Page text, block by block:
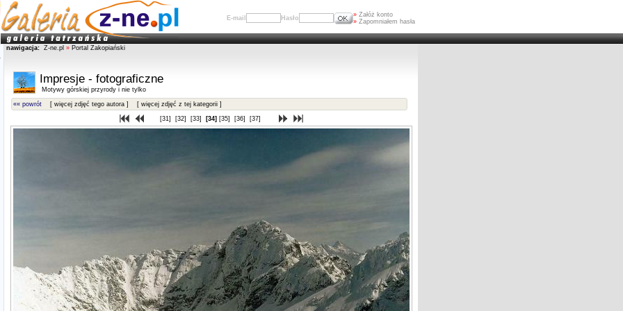
E-mail Hasło » Załóż konto
» Zapomniałem hasła
nawigacja: Z-ne.pl » Portal Zakopiański
Impresje - fotograficzne
Motywy górskiej przyrody i nie tylko
«« powrót [ więcej zdjęć tego autora ] [ więcej zdjęć z tej kategorii ]
[31] [32] [33] [34] [35] [36] [37]